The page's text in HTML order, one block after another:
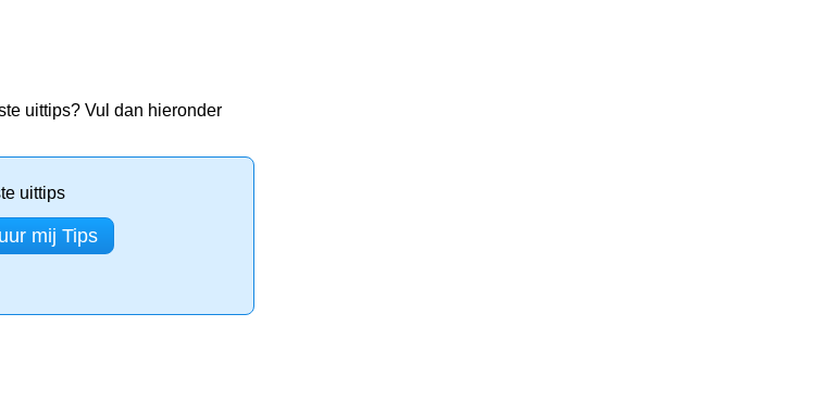
uittips? Vul dan hieronder
uittips